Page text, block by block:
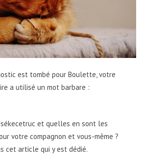
est tombé pour Boulette, votre
a utilisé un mot barbare :
et quelles en sont les
votre compagnon et vous-même ?
cet article qui y est dédié.